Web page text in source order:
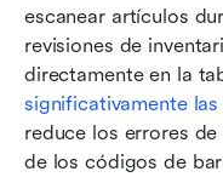
escanear artículos
revisiones de
directamente en la
significativamente
reduce los errores
de los códigos de